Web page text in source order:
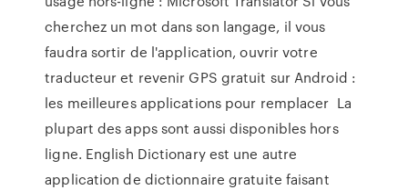
cherchez un mot dans son langage, il vous
faudra sortir de l'application, ouvrir votre
traducteur et revenir GPS gratuit sur Android :
les meilleures applications pour remplacer La
plupart des apps sont aussi disponibles hors
ligne. English Dictionary est une autre
application de dictionnaire gratuite faisant